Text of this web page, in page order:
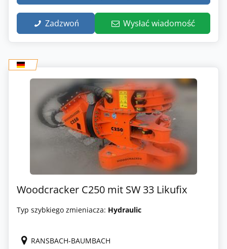
Zadzwoń Wysłać wiadomość
Woodcracker C250 mit SW 33 Likufix
Typ szybkiego zmieniacza: Hydraulic
RANSBACH-BAUMBACH